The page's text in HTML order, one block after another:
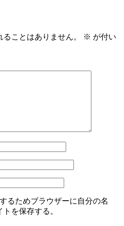
ことはありません。 ※ が付い
るためブラウザーに自分の名
を保存する。